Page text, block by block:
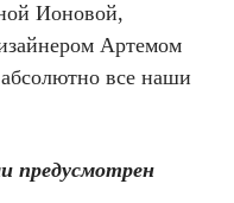
Ионовой,
Артемом
все наши
предусмотрен